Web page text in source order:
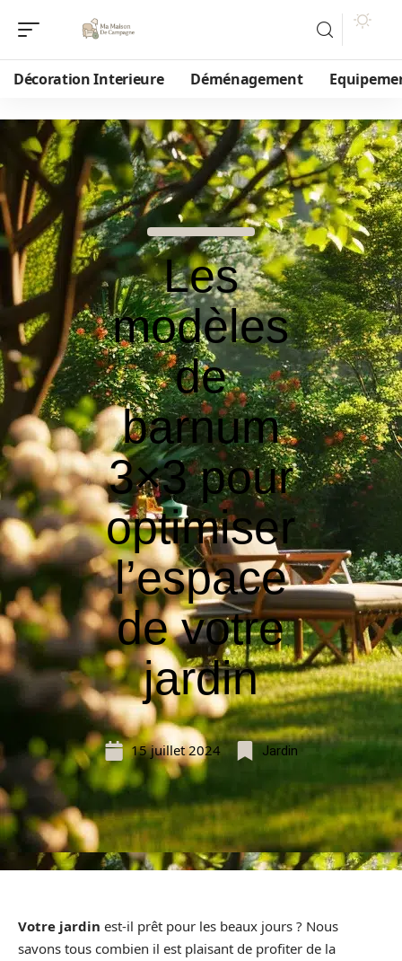
Décoration Interieure Déménagement
Les
modèles
de
barnum
3×3 pour
optimiser
l’espace
de votre
jardin
15 juillet 2024 Jardin
Votre jardin est-il prêt pour les beaux jours ? Nous
savons tous combien il est plaisant de profiter de la